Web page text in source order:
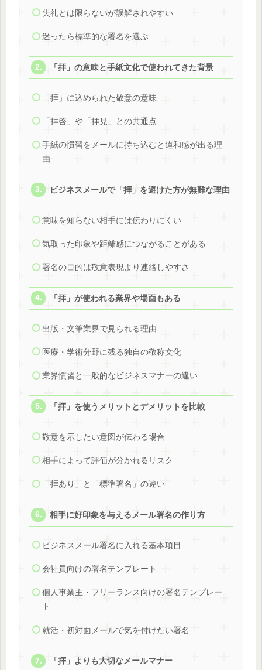
失礼とは限らないが誤解されやすい
迷ったら標準的な署名を選ぶ
「拝」の意味と手紙文化で使われてきた背景
「拝」に込められた敬意の意味
「拝啓」や「拝見」との共通点
手紙の慣習をメールに持ち込むと違和感が出る理
由
ビジネスメールで「拝」を避けた方が無難な理由
意味を知らない相手には伝わりにくい
気取った印象や距離感につながることがある
署名の目的は敬意表現より連絡しやすさ
「拝」が使われる業界や場面もある
出版・文筆業界で見られる理由
医療・学術分野に残る独自の敬称文化
業界慣習と一般的なビジネスマナーの違い
「拝」を使うメリットとデメリットを比較
敬意を示したい意図が伝わる場合
相手によって評価が分かれるリスク
「拝あり」と「標準署名」の違い
相手に好印象を与えるメール署名の作り方
ビジネスメール署名に入れる基本項目
会社員向けの署名テンプレート
個人事業主・フリーランス向けの署名テンプレー
ト
就活・初対面メールで気を付けたい署名
「拝」よりも大切なメールマナー